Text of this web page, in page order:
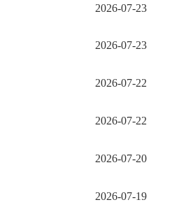
2026-07-23
2026-07-23
2026-07-22
2026-07-22
2026-07-20
2026-07-19